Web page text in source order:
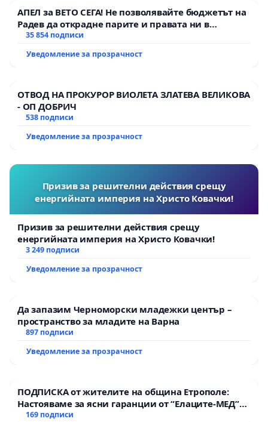
АПЕЛ за ВЕТО СЕГА! Не позволявайте бюджетът на
Радев да открадне парите и правата ни в
тъмното
35 854 подписи
Уведомление за прозрачност
ОТВОД НА ПРОКУРОР ВИОЛЕТА ЗЛАТЕВА ВЕЛИКОВА
- ОП ДОБРИЧ
538 подписи
Уведомление за прозрачност
Призив за решителни действия срещу
енергийната империя на Христо Ковачки!
Призив за решителни действия срещу
енергийната империя на Христо Ковачки!
3 249 подписи
Уведомление за прозрачност
Да запазим Черноморски младежки център –
пространство за младите на Варна
897 подписи
Уведомление за прозрачност
ПОДПИСКА от жителите на община Етрополе:
Настояваме за ясни гаранции от “Елаците-МЕД”
АД и от държавата, че ще се изпълнят всички
169 подписи